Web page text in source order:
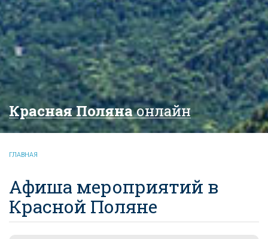
Красная Полянаонлайн
ГЛАВНАЯ
Афиша мероприятий в
Красной Поляне